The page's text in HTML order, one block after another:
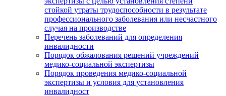
стойкой утраты трудоспособности в результате
профессионального заболевания или несчастного
случая на производстве
Перечень заболеваний для определения
инвалидности
Порядок обжалования решений учреждений
медико-социальной экспертизы
Порядок проведения медико-социальной
экспертизы и условия для установления
инвалидност